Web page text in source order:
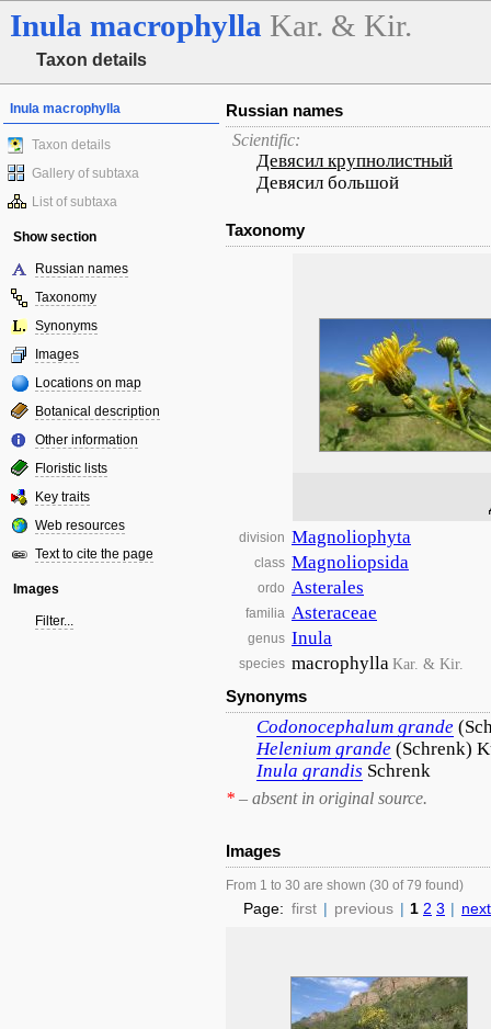
Inula macrophylla Kar. & Kir.
Taxon details
Inula macrophylla
Taxon details
Gallery of subtaxa
List of subtaxa
Show section
Russian names
Taxonomy
Synonyms
Images
Locations on map
Botanical description
Other information
Floristic lists
Key traits
Web resources
Text to cite the page
Images
Filter...
Russian names
Scientific:
Девясил крупнолистный
Девясил большой
Taxonomy
division Magnoliophyta
class Magnoliopsida
ordo Asterales
familia Asteraceae
genus Inula
species macrophyllaKar. & Kir.
Synonyms
Codonocephalum grande
Helenium grande (Schrenk)
Inula grandis Schrenk
* – absent in original source.
Images
From 1 to 30 are shown (30 of 79 found)
Page: first | previous | 1 2 3 | next